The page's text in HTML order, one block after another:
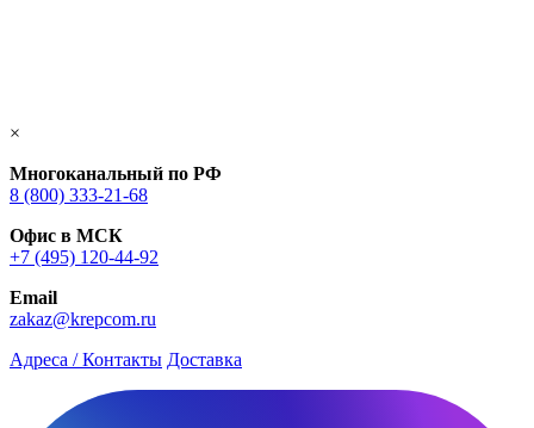
×
Многоканальный по РФ
8 (800) 333‑21-68
Офис в МСК
+7 (495) 120-44-92
Email
zakaz@krepcom.ru
Адреса / Контакты Доставка